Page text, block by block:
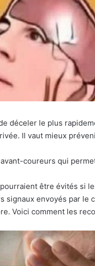
déceler le plus
Il vaut mieux
coureurs qui
être évités si
signaux envoyés par le
Voici comment les